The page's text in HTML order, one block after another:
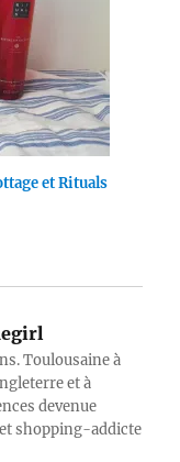
et Rituals
Toulousaine à
et à
devenue
shopping-addicte